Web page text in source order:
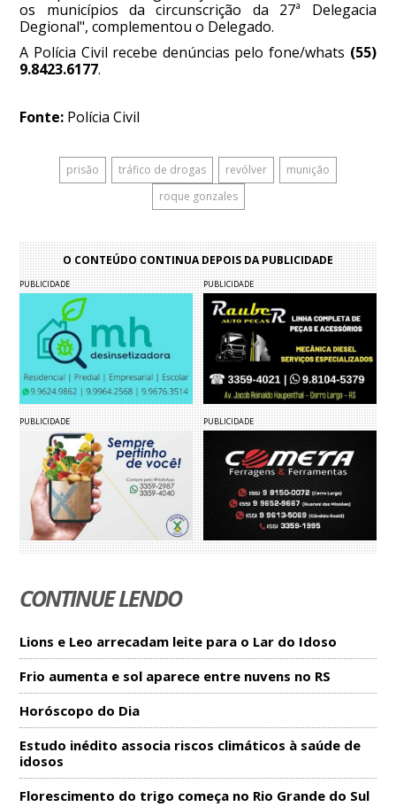
os municípios da circunscrição da 27ª Delegacia
Degional", complementou o Delegado.
A Polícia Civil recebe denúncias pelo fone/whats (55)
9.8423.6177.
Fonte: Polícia Civil
prisão tráfico de drogas revólver
munição
roque gonzales
O CONTEÚDO CONTINUA DEPOIS DA PUBLICIDADE
PUBLICIDADE PUBLICIDADE
PUBLICIDADE PUBLICIDADE
CONTINUE LENDO
Lions e Leo arrecadam leite para o Lar do Idoso
Frio aumenta e sol aparece entre nuvens no RS
Horóscopo do Dia
Estudo inédito associa riscos climáticos à saúde de
idosos
Florescimento do trigo começa no Rio Grande do Sul